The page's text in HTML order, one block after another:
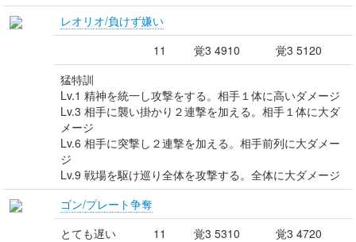
レオリオ/負けず嫌い
11
覚3 4910
覚3 5120
猛特訓
Lv.1 精神を統一し攻撃をする。相手１体に高いダメージ
Lv.3 相手に襲い掛かり２連撃を加える。相手１体に大ダ
メージ
Lv.6 相手に突撃し２連撃を加える。相手前列に大ダメー
ジ
Lv.9 戦場を駆け巡り全体を攻撃する。全体に大ダメージ
ゴン/プレート争奪
とても遅い
11 覚3 5310
覚3 4720